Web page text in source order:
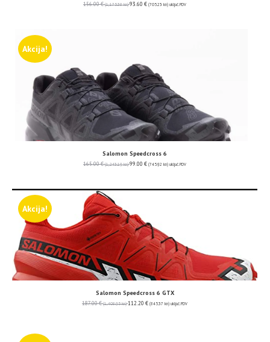
156.00€ (1,175.38 kn) 93.60 € (705.23 kn) uključ. PDV
Akcija!
Salomon Speedcross 6
165.00€ (1,243.19 kn) 99.00 € (745.92 kn) uključ. PDV
Akcija!
Salomon Speedcross 6 GTX
187.00€ (1,408.95 kn) 112.20 € (845.37 kn) uključ. PDV